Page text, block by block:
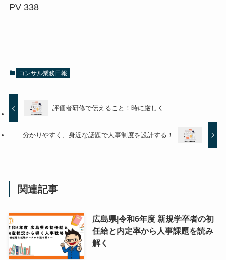
PV 338
コンサル業務日報
評価者研修で伝えること！時に厳しく
分かりやすく、身近な話題で人事制度を設計する！
関連記事
広島県|令和6年度 新規学卒者の初
任給と内定率から人事課題を読み
解く